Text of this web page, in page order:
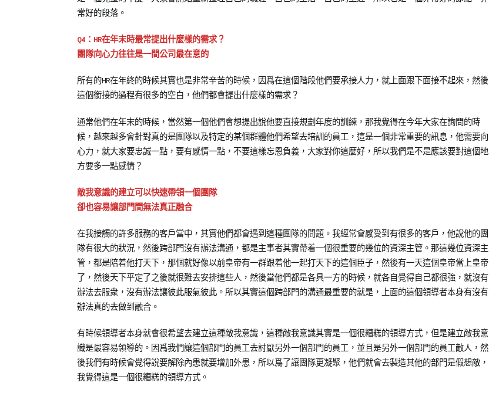
常好的段落。
Q4：HR在年末時最常提出什麼樣的需求？
團隊向心力往往是一間公司最在意的
所有的HR在年終的時候其實也是非常辛苦的時候，因爲在這個階段他們要承接人力，就上面跟下面接不起來，然後
這個銜接的過程有很多的空白，他們都會提出什麼樣的需求？
通常他們在年末的時候，當然第一個他們會想提出說他要直接規劃年度的訓練，那我覺得在今年大家在詢問的時
候，越來越多會針對真的是團隊以及特定的某個群體他們希望去培訓的員工，這是一個非常重要的訊息，他需要向
心力，就大家要忠誠一點，要有感情一點，不要這樣忘恩負義，大家對你這麼好，所以我們是不是應該要對這個地
方要多一點感情？
敵我意識的建立可以快速帶領一個團隊
卻也容易讓部門間無法真正融合
在我接觸的許多服務的客戶當中，其實他們都會遇到這種團隊的問題。我經常會感受到有很多的客戶，他說他的團
隊有很大的狀況，然後跨部門沒有辦法溝通，都是主事者其實帶着一個很重要的幾位的資深主管。那這幾位資深主
管，都是陪着他打天下，那個就好像以前皇帝有一群跟着他一起打天下的這個臣子，然後有一天這個皇帝當上皇帝
了，然後天下平定了之後就很難去安排這些人，然後當他們都是各具一方的時候，就各自覺得自己都很強，就沒有
辦法去服衆，沒有辦法讓彼此服氣彼此。所以其實這個跨部門的溝通最重要的就是，上面的這個領導者本身有沒有
辦法真的去做到融合。
有時候領導者本身就會很希望去建立這種敵我意識，這種敵我意識其實是一個很糟糕的領導方式，但是建立敵我意
識是最容易領導的。因爲我們讓這個部門的員工去討厭另外一個部門的員工，並且是另外一個部門的員工敵人，然
後我們有時候會覺得說要解除內患就要增加外患，所以爲了讓團隊更凝聚，他們就會去製造其他的部門是假想敵，
我覺得這是一個很糟糕的領導方式。